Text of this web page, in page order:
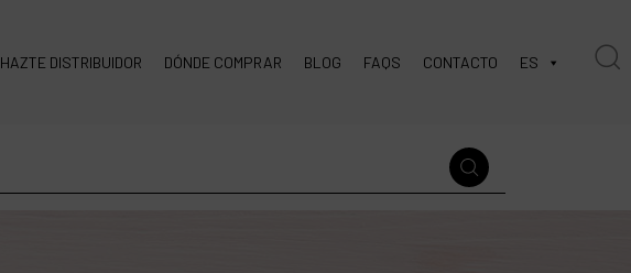
HAZTE DISTRIBUIDOR DÓNDE COMPRAR BLOG FAQS CONTACTO ES